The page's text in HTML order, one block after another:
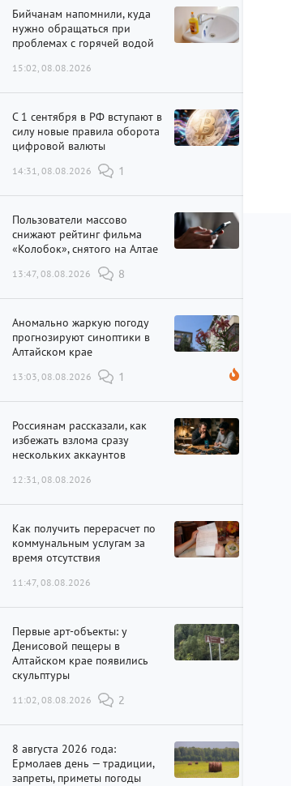
Бийчанам напомнили, куда
нужно обращаться при
проблемах с горячей водой
15:02, 08.08.2026
С 1 сентября в РФ вступают в
силу новые правила оборота
цифровой валюты
14:31, 08.08.2026 1
Пользователи массово
снижают рейтинг фильма
«Колобок», снятого на Алтае
13:47, 08.08.2026 8
Аномально жаркую погоду
прогнозируют синоптики в
Алтайском крае
13:03, 08.08.2026 1
Россиянам рассказали, как
избежать взлома сразу
нескольких аккаунтов
12:31, 08.08.2026
Как получить перерасчет по
коммунальным услугам за
время отсутствия
11:47, 08.08.2026
Первые арт-объекты: у
Денисовой пещеры в
Алтайском крае появились
скульптуры
11:02, 08.08.2026 2
8 августа 2026 года:
Ермолаев день — традиции,
запреты, приметы погоды